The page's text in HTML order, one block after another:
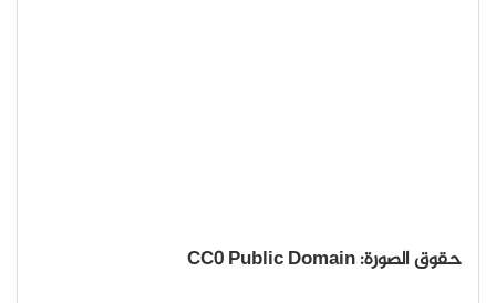
حقوق الصورة: CC0 Public Domain